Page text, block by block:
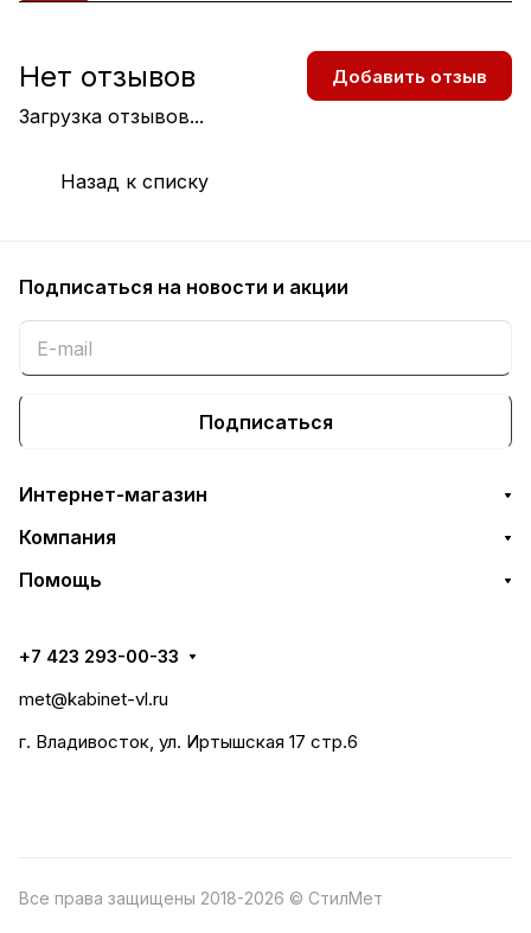
Загрузка отзывов...
Нет отзывов Добавить отзыв
Назад к списку
Подписаться на новости и акции
Подписаться
Интернет-магазин
Компания
Помощь
+7 423 293-00-33
met@kabinet-vl.ru
г. Владивосток, ул. Иртышская 17 стр.6
Все права защищены 2018-2026 © СтилМет